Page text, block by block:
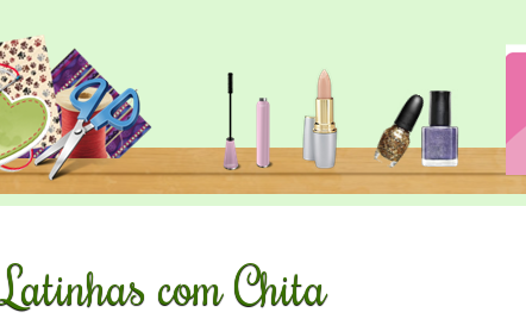
Latinhas com Chita